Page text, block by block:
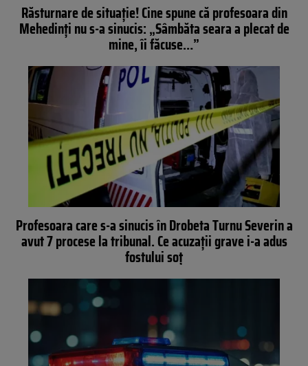
Răsturnare de situație! Cine spune că profesoara din
Mehedinți nu s-a sinucis: „Sâmbăta seara a plecat de
mine, îi făcuse…”
Profesoara care s-a sinucis în Drobeta Turnu Severin a
avut 7 procese la tribunal. Ce acuzații grave i-a adus
fostului soț